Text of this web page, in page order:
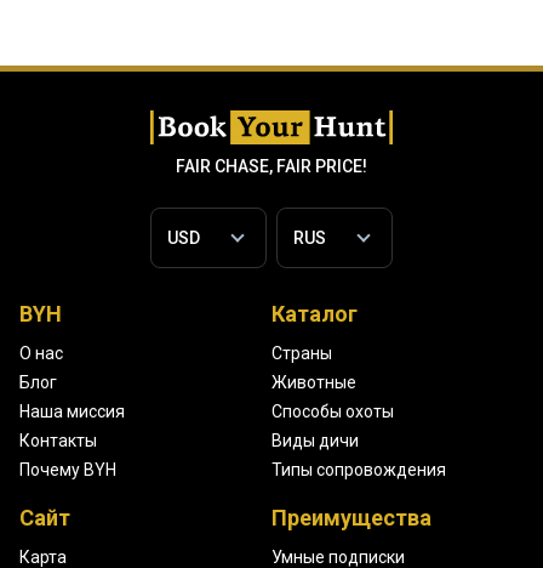
FAIR CHASE, FAIR PRICE!
BYH
О нас
Блог
Наша миссия
Контакты
Почему BYH
Каталог
Страны
Животные
Способы охоты
Виды дичи
Типы сопровождения
Сайт
Карта
Преимущества
Умные подписки